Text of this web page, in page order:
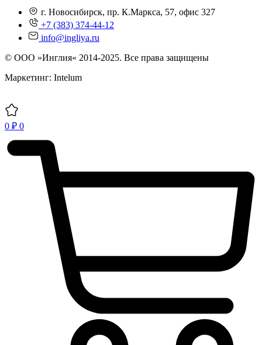
г. Новосибирск, пр. К.Маркса, 57, офис 327
+7 (383) 374-44-12
info@ingliya.ru
© ООО »Инглия« 2014-2025. Все права защищены
Маркетинг: Intelum
0 ₽ 0